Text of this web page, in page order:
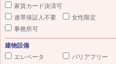
家賃カード決済可
連帯保証人不要
女性限定
事務所可
建物設備
エレベータ
バリアフリー